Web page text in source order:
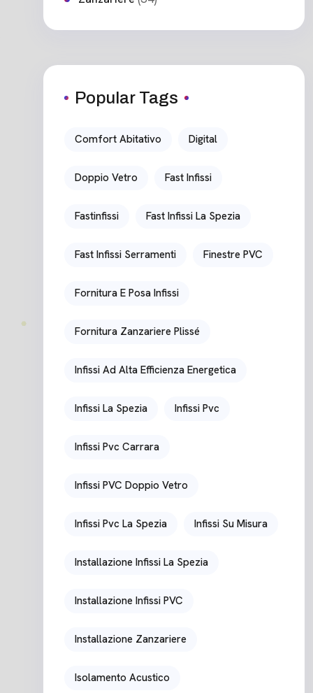
Popular Tags
Comfort Abitativo Digital
Doppio Vetro Fast Infissi
Fastinfissi Fast Infissi La Spezia
Fast Infissi Serramenti Finestre PVC
Fornitura E Posa Infissi
Fornitura Zanzariere Plissé
Infissi Ad Alta Efficienza Energetica
Infissi La Spezia Infissi Pvc
Infissi Pvc Carrara
Infissi PVC Doppio Vetro
Infissi Pvc La Spezia Infissi Su Misura
Installazione Infissi La Spezia
Installazione Infissi PVC
Installazione Zanzariere
Isolamento Acustico